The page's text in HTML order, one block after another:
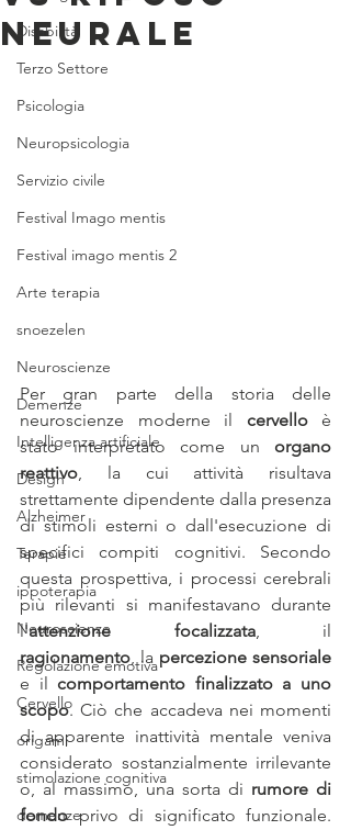
Disabilità
Terzo Settore
Psicologia
Neuropsicologia
Servizio civile
Festival Imago mentis
Festival imago mentis 2
Arte terapia
snoezelen
Neuroscienze
Demenze
Intelligenza artificiale
Design
Alzheimer
Terapie
ippoterapia
Neuroscienze
Regolazione emotiva
Cervello
origami
stimolazione cognitiva
demenze
neurale
Per gran parte della storia delle
neuroscienze moderne il cervello è
stato interpretato come un organo
reattivo, la cui attività risultava
strettamente dipendente dalla presenza
di stimoli esterni o dall'esecuzione di
specifici compiti cognitivi. Secondo
questa prospettiva, i processi cerebrali
più rilevanti si manifestavano durante
l'attenzione focalizzata
ragionamento, la percezione sensoriale
e il comportamento finalizzato a uno
scopo. Ciò che accadeva nei momenti
di apparente inattività mentale veniva
considerato sostanzialmente irrilevante
o, al massimo, una sorta di rumore di
fondo privo di significato funzionale.